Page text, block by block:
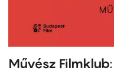
Művész